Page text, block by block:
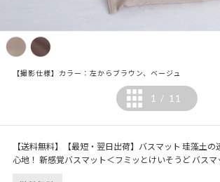
【撮影仕様】カラー：左からブラウン、ベージュ
1 / 11
【送料無料】【最短・翌日出荷】バスマット 珪藻土
心地！ 新感覚バスマット＜フミッとけいそうど バスマ